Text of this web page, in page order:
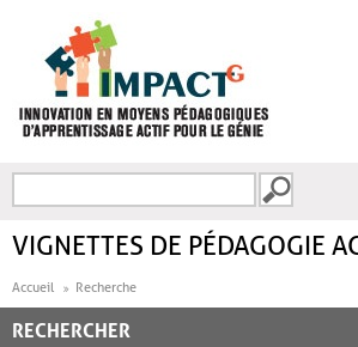
FORMULAIRE DE
VIGNETTES DE PÉDAGOGIE
Accueil Recherche
RECHERCHER